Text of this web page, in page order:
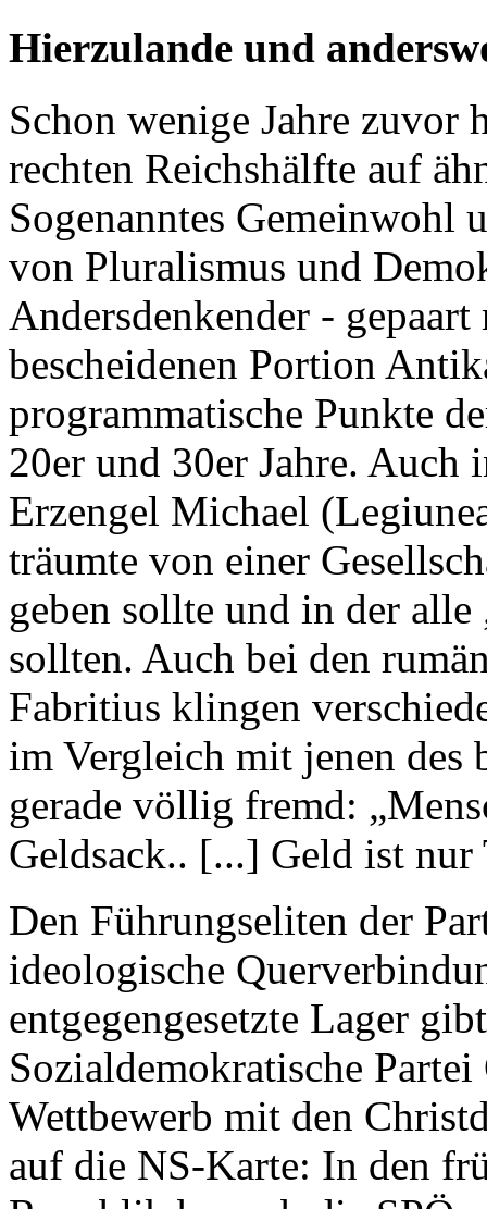
Hierzulande und
Schon wenige Jahre zuvor
rechten Reichshälfte auf
Sogenanntes Gemeinwohl
von Pluralismus und
Andersdenkender -
bescheidenen Portion
programmatische Punkte
20er und 30er Jahre.
Erzengel Michael
träumte von einer
geben sollte und in der
sollten. Auch bei den
Fabritius klingen
im Vergleich mit jenen des
gerade völlig fremd:
Geldsack.. [...] Geld ist nur
Den Führungseliten der
ideologische
entgegengesetzte Lager
Sozialdemokratische
Wettbewerb mit den
auf die NS-Karte: In den